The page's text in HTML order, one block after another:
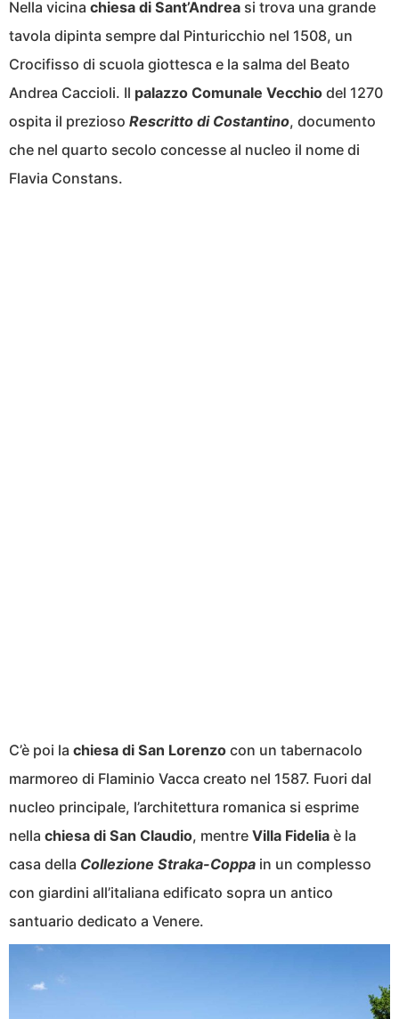
Nella vicina chiesa di Sant’Andrea si trova una grande
tavola dipinta sempre dal Pinturicchio nel 1508, un
Crocifisso di scuola giottesca e la salma del Beato
Andrea Caccioli. Il palazzo Comunale Vecchio del 1270
ospita il prezioso Rescritto di Costantino, documento
che nel quarto secolo concesse al nucleo il nome di
Flavia Constans.
C’è poi la chiesa di San Lorenzo con un tabernacolo
marmoreo di Flaminio Vacca creato nel 1587. Fuori dal
nucleo principale, l’architettura romanica si esprime
nella chiesa di San Claudio, mentre Villa Fidelia è la
casa della Collezione Straka-Coppa in un complesso
con giardini all’italiana edificato sopra un antico
santuario dedicato a Venere.